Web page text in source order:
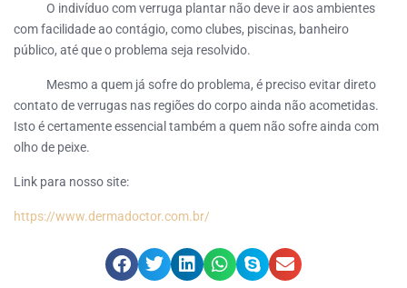
O indivíduo com verruga plantar não deve ir aos ambientes
com facilidade ao contágio, como clubes, piscinas, banheiro
público, até que o problema seja resolvido.
Mesmo a quem já sofre do problema, é preciso evitar direto
contato de verrugas nas regiões do corpo ainda não acometidas.
Isto é certamente essencial também a quem não sofre ainda com
olho de peixe.
Link para nosso site:
https://www.dermadoctor.com.br/